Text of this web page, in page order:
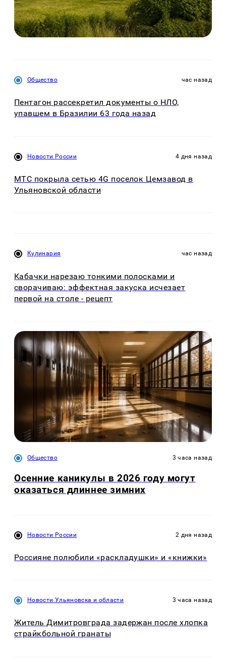
Общество час назад
Пентагон рассекретил документы о НЛО,
упавшем в Бразилии 63 года назад
Новости России 4 дня назад
МТС покрыла сетью 4G поселок Цемзавод в
Ульяновской области
Кулинария час назад
Кабачки нарезаю тонкими полосками и
сворачиваю: эффектная закуска исчезает
первой на столе - рецепт
Общество 3 часа назад
Осенние каникулы в 2026 году могут
оказаться длиннее зимних
Новости России 2 дня назад
Россияне полюбили «раскладушки» и «книжки»
Новости Ульяновска и области 3 часа назад
Житель Димитровграда задержан после хлопка
страйкбольной гранаты